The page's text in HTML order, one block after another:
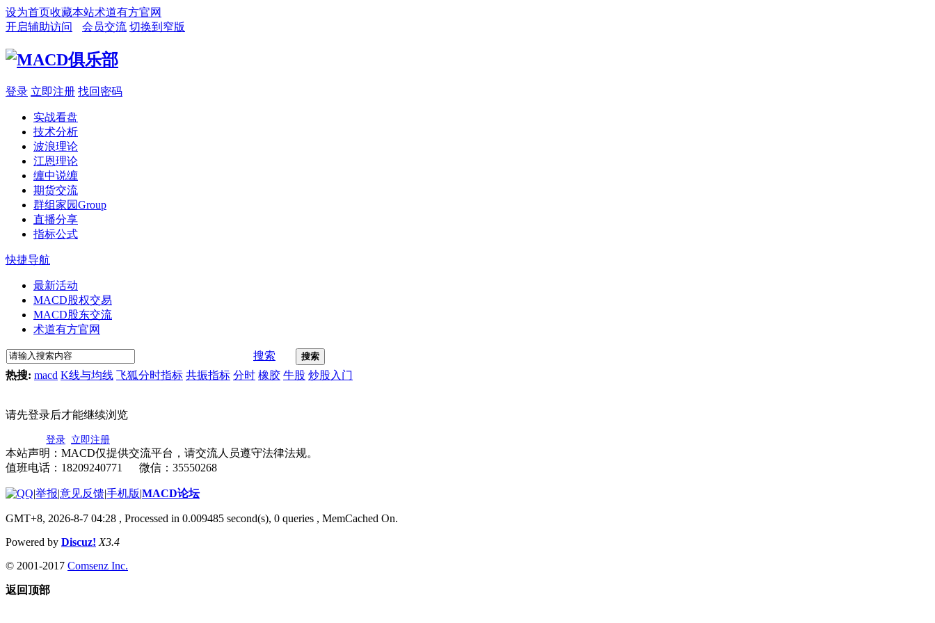
设为首页收藏本站术道有方官网
开启辅助访问
会员交流 切换到窄版
登录 立即注册 找回密码
实战看盘
技术分析
波浪理论
江恩理论
缠中说缠
期货交流
群组家园Group
直播分享
指标公式
快捷导航
最新活动
MACD股权交易
MACD股东交流
术道有方官网
搜索 搜索
热搜: macd K线与均线 飞狐分时指标 共振指标 分时 橡胶 牛股 炒股入门
请先登录后才能继续浏览
登录 立即注册
本站声明：MACD仅提供交流平台，请交流人员遵守法律法规。
值班电话：18209240771 微信：35550268
|举报|意见反馈|手机版|MACD论坛
GMT+8, 2026-8-7 04:28 , Processed in 0.009485 second(s), 0 queries , MemCached On.
Powered by Discuz! X3.4
© 2001-2017 Comsenz Inc.
返回顶部